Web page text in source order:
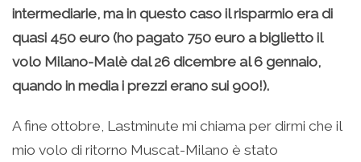
intermediarie, ma in questo caso il risparmio era di
quasi 450 euro (ho pagato 750 euro a biglietto il
volo Milano-Malè dal 26 dicembre al 6 gennaio,
quando in media i prezzi erano sui 900!).
A fine ottobre, Lastminute mi chiama per dirmi che il
mio volo di ritorno Muscat-Milano è stato